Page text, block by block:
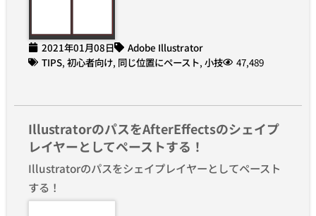
2021年01月08日
Adobe Illustrator
TIPS, 初心者向け, 同じ位置にペースト, 小技 47,489
IllustratorのパスをAfterEffectsのシェイプ
レイヤーとしてペーストする！
Illustratorのパスをシェイプレイヤーとしてペースト
する！